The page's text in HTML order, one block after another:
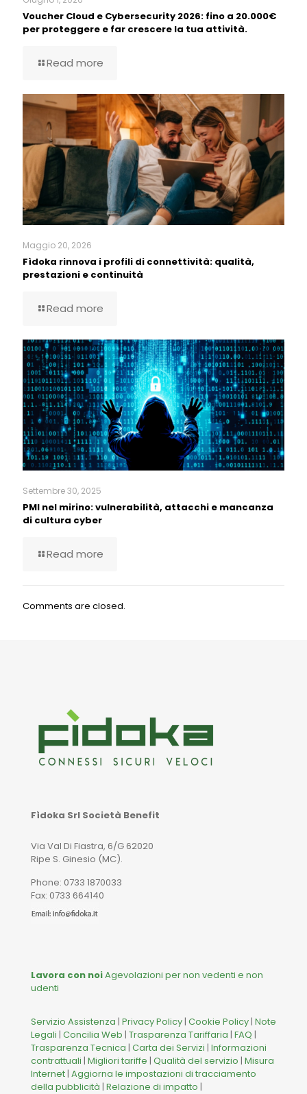
Voucher Cloud e Cybersecurity 2026: fino a 20.000€
per proteggere e far crescere la tua attività.
Read more
Maggio 20, 2026
Fìdoka rinnova i profili di connettività: qualità,
prestazioni e continuità
Read more
Settembre 30, 2025
PMI nel mirino: vulnerabilità, attacchi e mancanza
di cultura cyber
Read more
Comments are closed.
Fìdoka Srl Società Benefit
Via Val Di Fiastra, 6/G 62020
Ripe S. Ginesio (MC).
Phone: 0733 1870033
Fax: 0733 664140
Lavora con noiAgevolazioni per non vedenti e non
udenti
Servizio Assistenza | Privacy Policy| Cookie Policy| Note
Legali | Concilia Web | Trasparenza Tariffaria | FAQ |
Trasparenza Tecnica | Carta dei Servizi | Informazioni
contrattuali | Migliori tariffe | Qualità del servizio | Misura
Internet| Aggiorna le impostazioni di tracciamento
della pubblicità | Relazione di impatto |